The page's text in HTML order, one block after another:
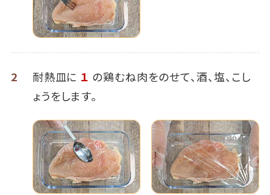
2 耐熱皿に １ の鶏むね肉をのせて、酒、塩、こし
ょうをします。